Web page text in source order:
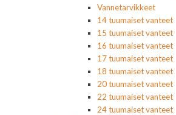
Vannetarvikkeet
14 tuumaiset vanteet
15 tuumaiset vanteet
16 tuumaiset vanteet
17 tuumaiset vanteet
18 tuumaiset vanteet
20 tuumaiset vanteet
22 tuumaiset vanteet
24 tuumaiset vanteet